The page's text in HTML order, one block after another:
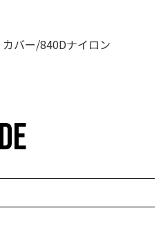
バー/840Dナイロン